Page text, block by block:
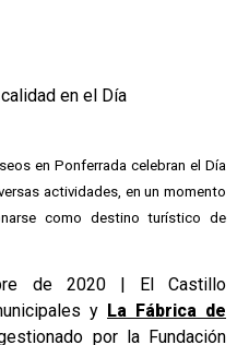
en el Día
en Ponferrada celebran el Día
actividades, en un momento
como destino turístico de
de 2020 | El Castillo
y La Fábrica de
por la Fundación